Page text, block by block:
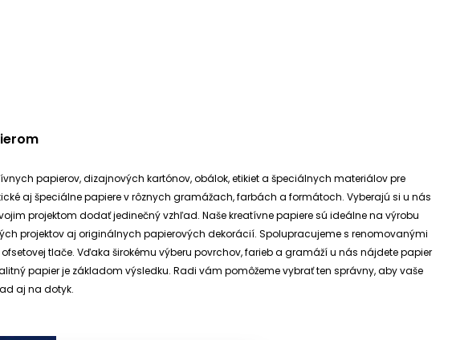
papierov, dizajnových kartónov, obálok, etikiet a špeciálnych materiálov pre
aj špeciálne papiere v rôznych gramážach, farbách a formátoch. Vyberajú si u nás
projektom dodať jedinečný vzhľad. Naše kreatívne papiere sú ideálne na výrobu
projektov aj originálnych papierových dekorácií. Spolupracujeme s renomovanými
tlače. Vďaka širokému výberu povrchov, farieb a gramáží u nás nájdete papier
papier je základom výsledku. Radi vám pomôžeme vybrať ten správny, aby vaše
aj na dotyk.